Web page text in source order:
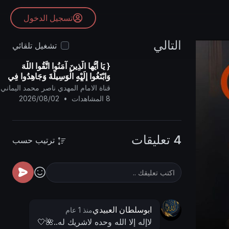
تسجيل الدخول
التالي
تشغيل تلقائي
{ يَا أيُّها الَّذِينَ آمَنُوا اتَّقُوا اللَّهَ
وَابْتَغُوا إِلَيْهِ الْوَسِيلَةَ وَجَاهِدُوا فِي
سَبِيلِهِ لَعَلَّكُمْ تُفْلِحُونَ }
قناة الامام المهدي ناصر محمد اليماني
8 المشاهدات
•
2026/08/02
4 تعليقات ترتيب حسب
ابوسلطان العبيديمنذ 1 عام
لاإله إلا الله وحده لاشريك له..🌺🤍